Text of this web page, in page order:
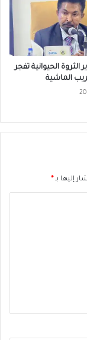
الحيوانية تفجر
الماشية
إليها بـ*